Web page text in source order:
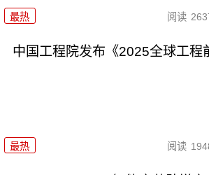
最热 阅读
中国工程院发布《2025全球工程
最热 阅读